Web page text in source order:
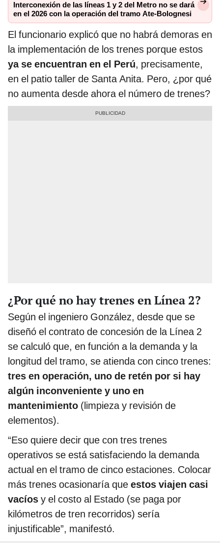
Interconexión de las líneas 1 y 2 del Metro no se dará
en el 2026 con la operación del tramo Ate-Bolognesi
El funcionario explicó que no habrá demoras en
la implementación de los trenes porque estos
ya se encuentran en el Perú, precisamente,
en el patio taller de Santa Anita. Pero, ¿por qué
no aumenta desde ahora el número de trenes?
¿Por qué no hay trenes en Línea 2?
Según el ingeniero González, desde que se
diseñó el contrato de concesión de la Línea 2
se calculó que, en función a la demanda y la
longitud del tramo, se atienda con cinco trenes:
tres en operación, uno de retén por si hay
algún inconveniente y uno en
mantenimiento (limpieza y revisión de
elementos).
“Eso quiere decir que con tres trenes
operativos se está satisfaciendo la demanda
actual en el tramo de cinco estaciones. Colocar
más trenes ocasionaría que estos viajen casi
vacíos y el costo al Estado (se paga por
kilómetros de tren recorridos) sería
injustificable”, manifestó.